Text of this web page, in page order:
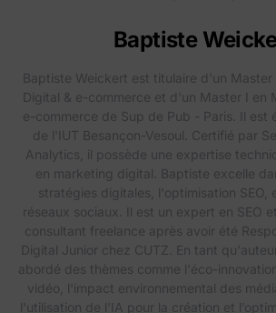
Baptiste
Baptiste Weickert est titulaire d'un Master
Digital & e-commerce et d'un Master I en
e-commerce de Sup de Pub - Paris. Il est
de l'IUT Besançon-Vesoul. Certifié par
Analytics, il possède une expertise
en marketing digital. Baptiste excelle
stratégies digitales, l'optimisation SEO,
réseaux sociaux. Il est un expert en SEO
consultant freelance après avoir été
Digital Junior chez CUTZ. En tant
abordé des thèmes comme l'éco-
vidéo, l'impact environnemental des
l'utilisation de l’IA pour la création et